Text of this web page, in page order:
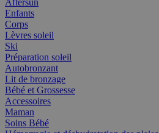
Aftersun
Enfants
Corps
Lèvres soleil
Ski
Préparation soleil
Autobronzant
Lit de bronzage
Bébé et Grossesse
Accessoires
Maman
Soins Bébé